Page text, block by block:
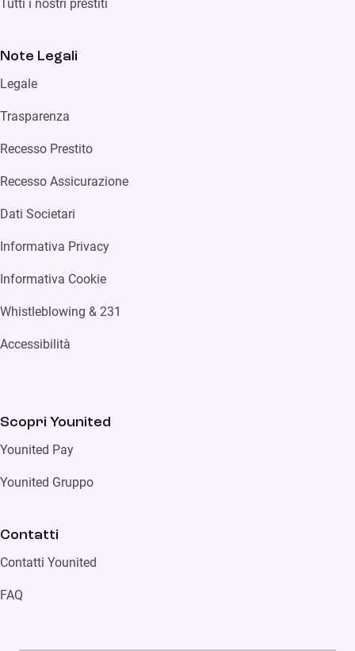
Tutti i nostri prestiti
Note Legali
Legale
Trasparenza
Recesso Prestito
Recesso Assicurazione
Dati Societari
Informativa Privacy
Informativa Cookie
Whistleblowing & 231
Accessibilità
Scopri Younited
Younited Pay
Younited Gruppo
Contatti
Contatti Younited
FAQ